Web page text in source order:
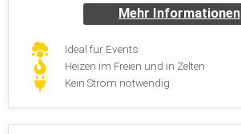
Mehr Informationen
Ideal für Events
Heizen im Freien und in Zelten
Kein Strom notwendig